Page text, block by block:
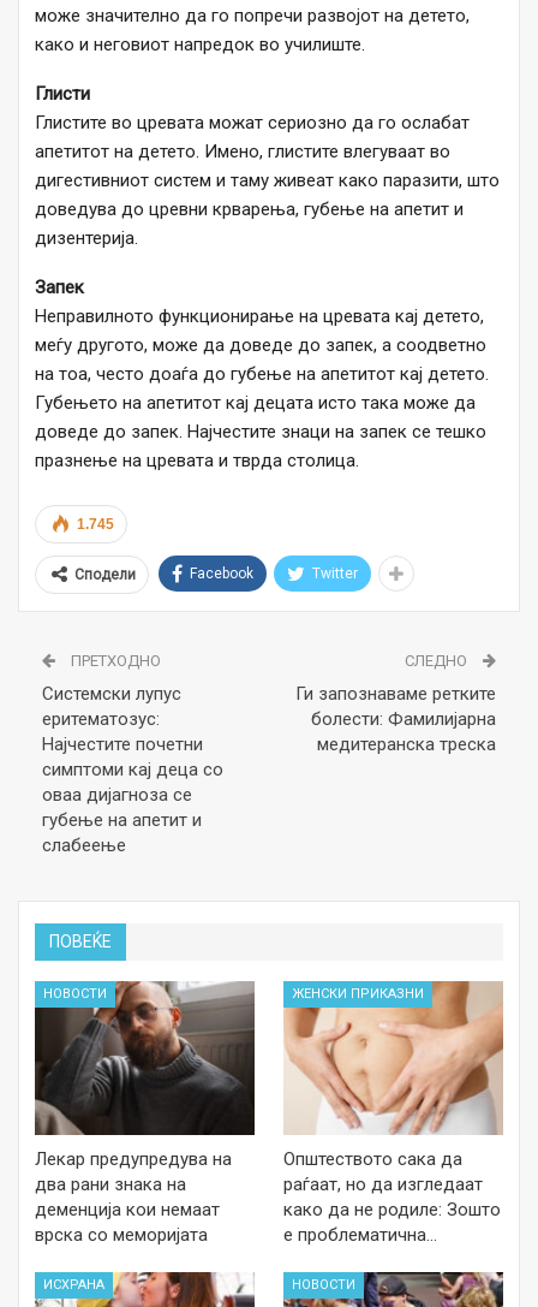
може значително да го попречи развојот на детето,
како и неговиот напредок во училиште.
Глисти
Глистите во цревата можат сериозно да го ослабат
апетитот на детето. Имено, глистите влегуваат во
дигестивниот систем и таму живеат како паразити, што
доведува до цревни крварења, губење на апетит и
дизентерија.
Запек
Неправилното функционирање на цревата кај детето,
меѓу другото, може да доведе до запек, а соодветно
на тоа, често доаѓа до губење на апетитот кај детето.
Губењето на апетитот кај децата исто така може да
доведе до запек. Најчестите знаци на запек се тешко
празнење на цревата и тврда столица.
1.745
Сподели Facebook Twitter
ПРЕТХОДНО
Системски лупус
еритематозус:
Најчестите почетни
симптоми кај деца со
оваа дијагноза се
губење на апетит и
слабеење
СЛЕДНО
Ги запознаваме ретките
болести: Фамилијарна
медитеранска треска
ПОВЕЌЕ
НОВОСТИ
Лекар предупредува на
два рани знака на
деменција кои немаат
врска со меморијата
ЖЕНСКИ ПРИКАЗНИ
Општеството сака да
раѓаат, но да изгледаат
како да не родиле: Зошто
е проблематична…
ИСХРАНА НОВОСТИ